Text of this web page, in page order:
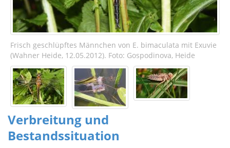
Frisch geschlüpftes Männchen von E. bimaculata mit Exuvie
(Wahner Heide, 12.05.2012). Foto: Gospodinova, Heide
Verbreitung und
Bestandssituation